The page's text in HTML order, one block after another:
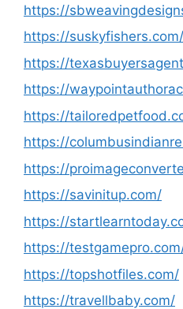
https://
https://suskyfishers.com/
https://
https://
https://
https://
https://
https://savinitup.com/
https://
https://
https://topshotfiles.com/
https://travellbaby.com/